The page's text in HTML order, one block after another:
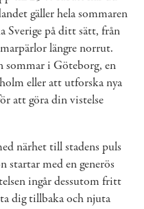
gäller hela sommaren
Sverige på ditt sätt, från
längre norrut.
sommar i Göteborg, en
eller att utforska nya
att göra din vistelse
närhet till stadens puls
startar med en generös
ingår dessutom fritt
dig tillbaka och njuta